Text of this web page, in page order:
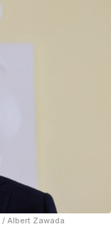
/ Albert Zawada